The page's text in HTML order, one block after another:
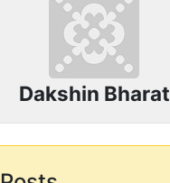
Dakshin Bharat